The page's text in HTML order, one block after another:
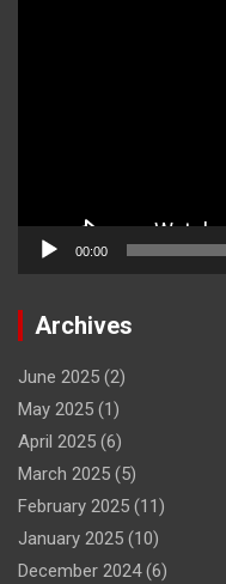
00:00
Archives
June 2025 (2)
May 2025 (1)
April 2025 (6)
March 2025 (5)
February 2025 (11)
January 2025 (10)
December 2024(6)